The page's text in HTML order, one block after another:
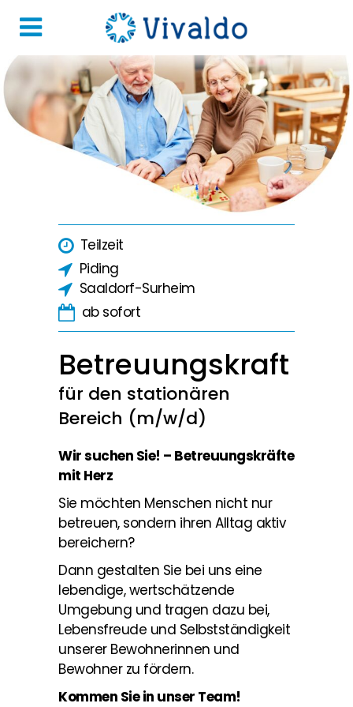
Teilzeit
Piding
Saaldorf-Surheim
ab sofort
Betreuungskraft
für den stationären
Bereich (m/w/d)
Wir suchen Sie! – Betreuungskräfte
mit Herz
Sie möchten Menschen nicht nur
betreuen, sondern ihren Alltag aktiv
bereichern?
Dann gestalten Sie bei uns eine
lebendige, wertschätzende
Umgebung und tragen dazu bei,
Lebensfreude und Selbstständigkeit
unserer Bewohnerinnen und
Bewohner zu fördern.
Kommen Sie in unser Team!